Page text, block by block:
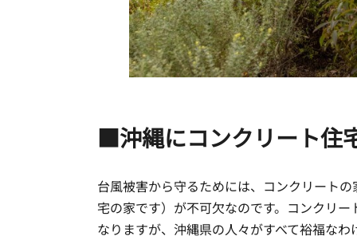
■沖縄にコンクリート住
台風被害から守るためには、コンクリート
宅の家です）が不可欠なのです。コンクリ
なりますが、沖縄県の人々がすべて裕福な